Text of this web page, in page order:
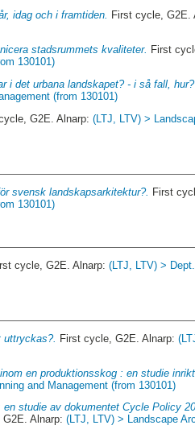
idag och i framtiden. First cycle,
stadsrummets kvaliteter. First
130101)
i det urbana landskapet? - i så fall, hur? .
(from 130101)
G2E. Alnarp:(LTJ, LTV) >
svensk landskapsarkitektur?. First
130101)
cycle, G2E. Alnarp:(LTJ, LTV) >
uttryckas?. First cycle, G2E. Alnarp:
en produktionsskog : en studie
and Management (from 130101)
studie av dokumentet Cycle Policy
G2E. Alnarp:(LTJ, LTV) > Landscape